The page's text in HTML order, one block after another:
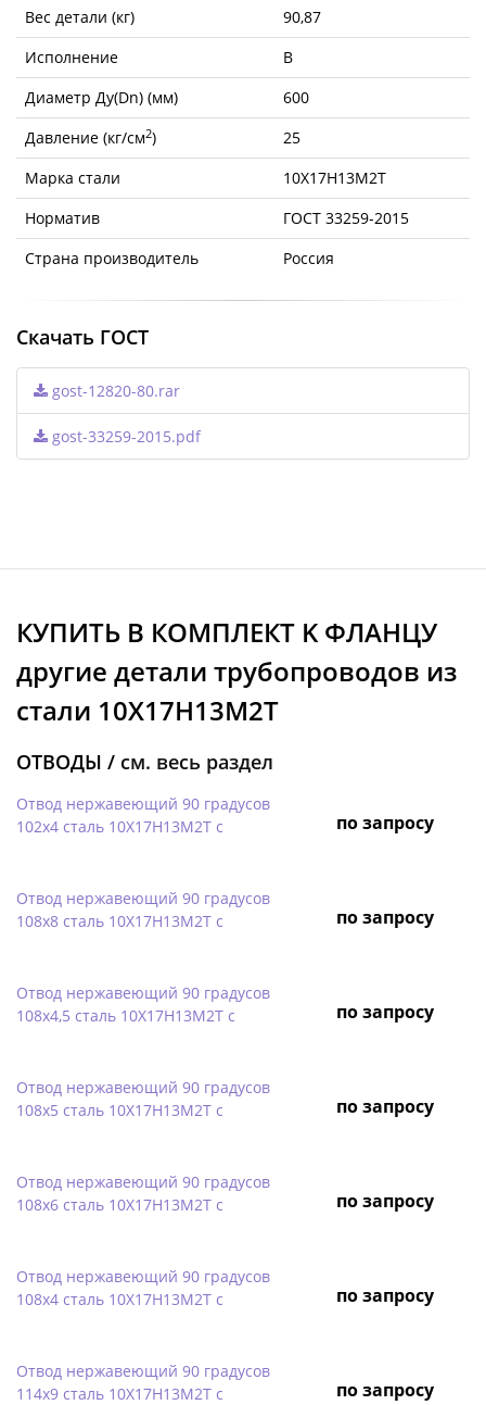
Вес детали (кг)
90,87
Исполнение
B
Диаметр Ду(Dn) (мм)
600
Давление (кг/см2)
25
Марка стали
10Х17Н13М2Т
Норматив
ГОСТ 33259-2015
Страна производитель
Россия
Скачать ГОСТ
gost-12820-80.rar
gost-33259-2015.pdf
КУПИТЬ В КОМПЛЕКТ K ФЛАНЦУ
другие детали трубопроводов из
стали 10Х17Н13М2Т
ОТВОДЫ / см. весь раздел
Отвод нержавеющий 90 градусов
102х4 сталь 10Х17Н13М2Т с
по запросу
Отвод нержавеющий 90 градусов
108х8 сталь 10Х17Н13М2Т с
по запросу
Отвод нержавеющий 90 градусов
108х4,5 сталь 10Х17Н13М2Т с
по запросу
Отвод нержавеющий 90 градусов
108х5 сталь 10Х17Н13М2Т с
по запросу
Отвод нержавеющий 90 градусов
108х6 сталь 10Х17Н13М2Т с
по запросу
Отвод нержавеющий 90 градусов
108х4 сталь 10Х17Н13М2Т с
по запросу
Отвод нержавеющий 90 градусов
114х9 сталь 10Х17Н13М2Т с
по запросу